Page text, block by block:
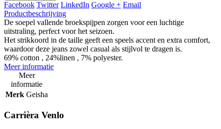
Facebook Twitter LinkedIn Google + Email
Productbeschrijving
De soepel vallende broekspijpen zorgen voor een luchtige
uitstraling, perfect voor het seizoen.
Het strikkoord in de taille geeft een speels accent en extra comfort,
waardoor deze jeans zowel casual als stijlvol te dragen is.
69% cotton , 24%linen , 7% polyester.
Meer informatie
Meer
informatie
Merk Geisha
Carrièra Venlo